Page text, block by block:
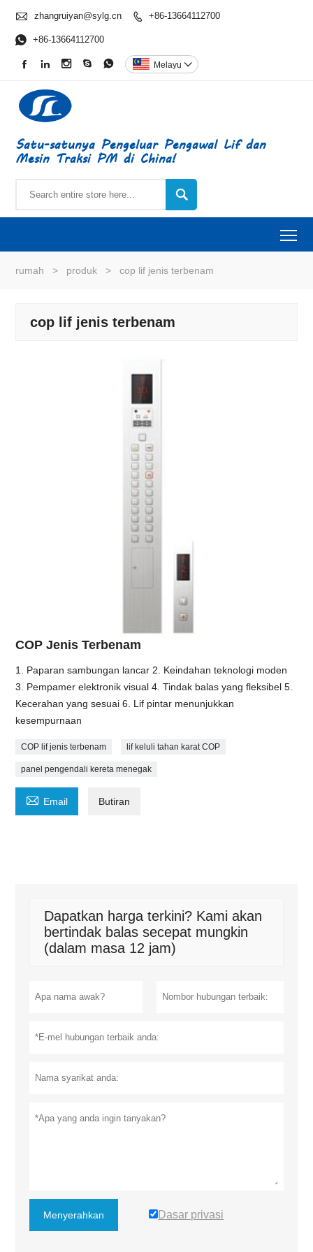
 zhangruiyan@sylg.cn  +86-13664112700
 +86-13664112700
     Melayu 
Satu-satunya Pengeluar Pengawal Lif dan
Mesin Traksi PM di China!

rumah > produk > cop lif jenis terbenam
cop lif jenis terbenam
COP Jenis Terbenam
1. Paparan sambungan lancar 2. Keindahan teknologi moden
3. Pempamer elektronik visual 4. Tindak balas yang fleksibel 5.
Kecerahan yang sesuai 6. Lif pintar menunjukkan
kesempurnaan
COP lif jenis terbenam lif keluli tahan karat COP
panel pengendali kereta menegak
 Email Butiran
Dapatkan harga terkini? Kami akan
bertindak balas secepat mungkin
(dalam masa 12 jam)
Menyerahkan Dasar privasi